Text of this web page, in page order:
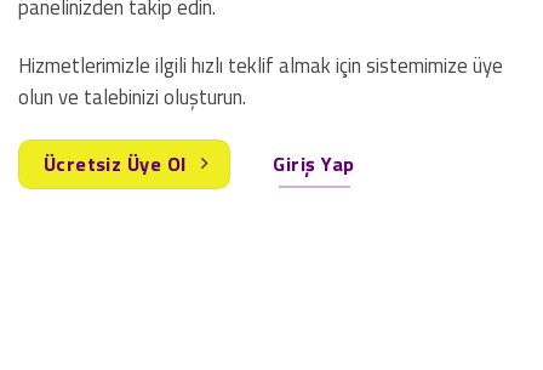
panelinizden takip edin.
Hizmetlerimizle ilgili hızlı teklif almak için sistemimize üye
olun ve talebinizi oluşturun.
Ücretsiz Üye Ol Giriş Yap